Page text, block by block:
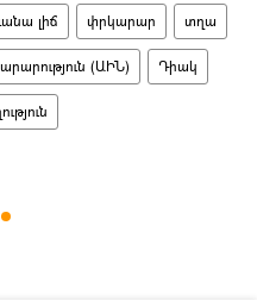
լիճ փրկարար տղա
(ԱԻՆ) Դիակ